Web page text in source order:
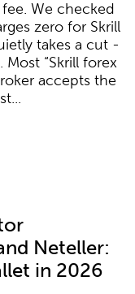
We checked
zero for Skrill
takes a cut -
“Skrill forex
accepts the
Neteller:
in 2026